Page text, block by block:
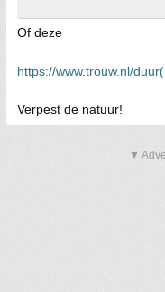
Of deze
https://www.trouw.nl/
Verpest de natuur!
▼